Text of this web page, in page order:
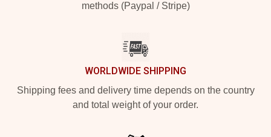
methods (Paypal / Stripe)
WORLDWIDE SHIPPING
Shipping fees and delivery time depends on the country
and total weight of your order.